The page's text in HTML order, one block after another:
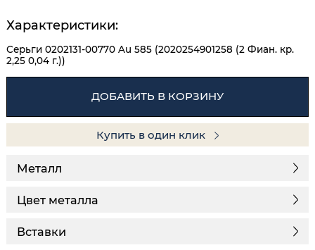
Характеристики:
Серьги 0202131-00770 Au 585 (2020254901258 (2 Фиан. кр.
2,25 0,04 г.))
ДОБАВИТЬ В КОРЗИНУ
Купить в один клик
Металл
Цвет металла
Вставки